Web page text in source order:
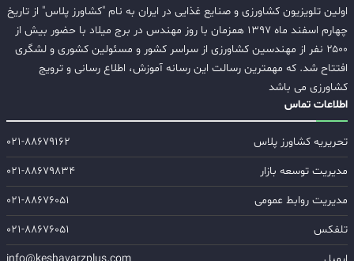
اولین تلویزیون کشاورزی و صنایع غذایی در ایران به نام "کشاورز پلاس" از تاریخ
چهارم اسفند ماه ۱۳۹۷ همزمان با روز مهندس در برج میلاد با حضور بیش از
۲۵۰۰ نفر از مهندسین کشاورزی از سراسر کشور و مسئولین کشوری و لشگری
افتتاح شد. که مهمترین رسالت این رسانه آموزش، اطلاع رسانی و ترویج
کشاورزی می باشد
اطلاعات تماس
تحریریه کشاورز پلاس
۰۲۱-۸۸۶۷۹۱۶۲
مدیریت توسعه بازار
۰۲۱-۸۸۶۷۹۸۳۴
مدیریت روابط عمومی
۰۲۱-۸۸۶۷۶۰۵۱
تلفکس
۰۲۱-۸۸۶۷۶۰۵۱